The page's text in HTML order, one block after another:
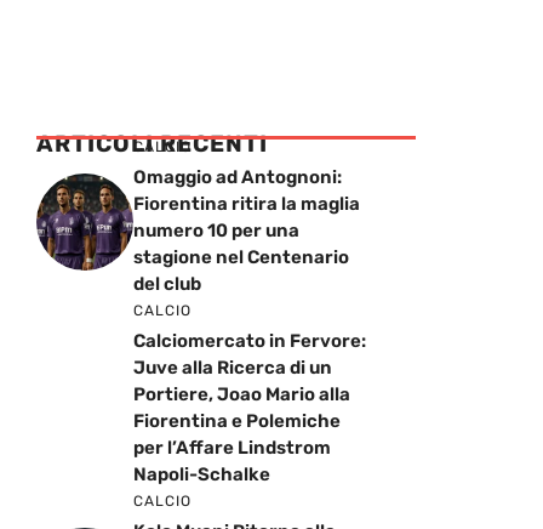
ARTICOLI RECENTI
CALCIO
Omaggio ad Antognoni:
Fiorentina ritira la maglia
numero 10 per una
stagione nel Centenario
del club
CALCIO
Calciomercato in Fervore:
Juve alla Ricerca di un
Portiere, Joao Mario alla
Fiorentina e Polemiche
per l’Affare Lindstrom
Napoli-Schalke
CALCIO